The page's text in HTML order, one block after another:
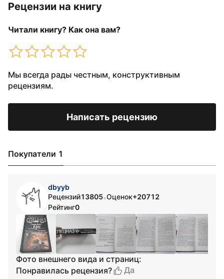
Рецензии на книгу
Читали книгу? Как она вам?
Мы всегда рады честным, конструктивным
рецензиям.
Написать рецензию
Покупатели 1
dbyyb
Рецензий13805•Оценок+20712
Рейтинг0
Фото внешнего вида и страниц:
Понравилась рецензия?
Да